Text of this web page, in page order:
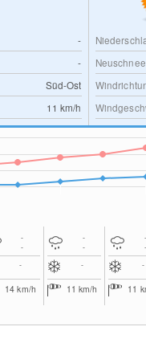
-
-
Süd-Ost
11 km/h
Neuschnee
-
-
-
14km/h
-
-
-
11km/h
-
-
-
11